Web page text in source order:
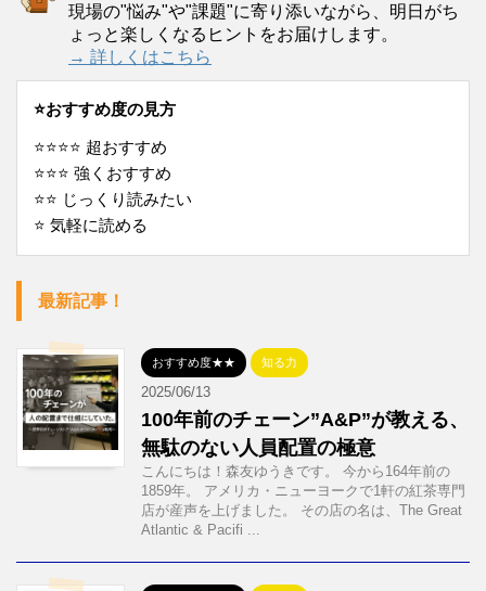
現場の"悩み"や"課題"に寄り添いながら、明日がち
ょっと楽しくなるヒントをお届けします。
→ 詳しくはこちら
⭐️おすすめ度の見方
⭐️⭐️⭐️⭐️ 超おすすめ
⭐️⭐️⭐️ 強くおすすめ
⭐️⭐️ じっくり読みたい
⭐️ 気軽に読める
最新記事！
おすすめ度★★ 知る力
2025/06/13
100年前のチェーン”A&P”が教える、
無駄のない人員配置の極意
こんにちは！森友ゆうきです。 今から164年前の
1859年。 アメリカ・ニューヨークで1軒の紅茶専門
店が産声を上げました。 その店の名は、The Great
Atlantic & Pacifi ...